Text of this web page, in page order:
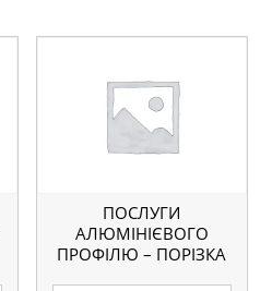
ПОСЛУГИ
АЛЮМІНІЄВОГО
ПРОФІЛЮ – ПОРІЗКА